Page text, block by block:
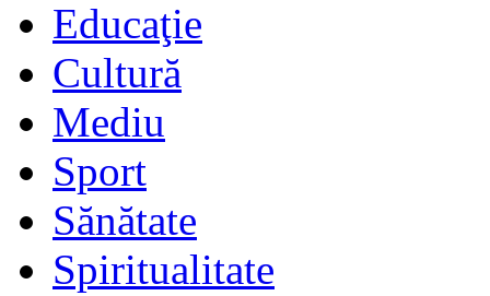
Educaţie
Cultură
Mediu
Sport
Sănătate
Spiritualitate